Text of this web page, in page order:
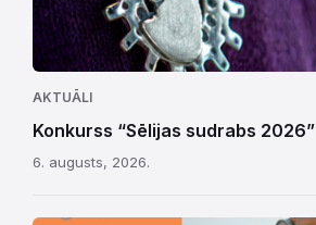
AKTUĀLI
Konkurss “Sēlijas sudrabs 2026”
6. augusts, 2026.